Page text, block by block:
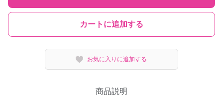
カートに追加する
お気に入りに追加する
商品説明